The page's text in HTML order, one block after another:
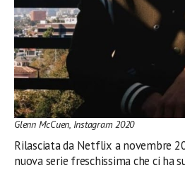
Glenn McCuen, Instagram 2020
Rilasciata da Netflix a novembre
nuova serie freschissima che ci ha